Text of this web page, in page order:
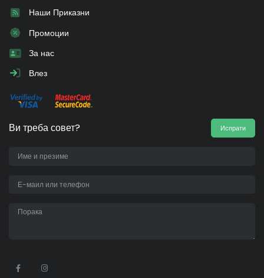
Наши Приказни
Промоции
За нас
Влез
Ви треба совет? Испрати